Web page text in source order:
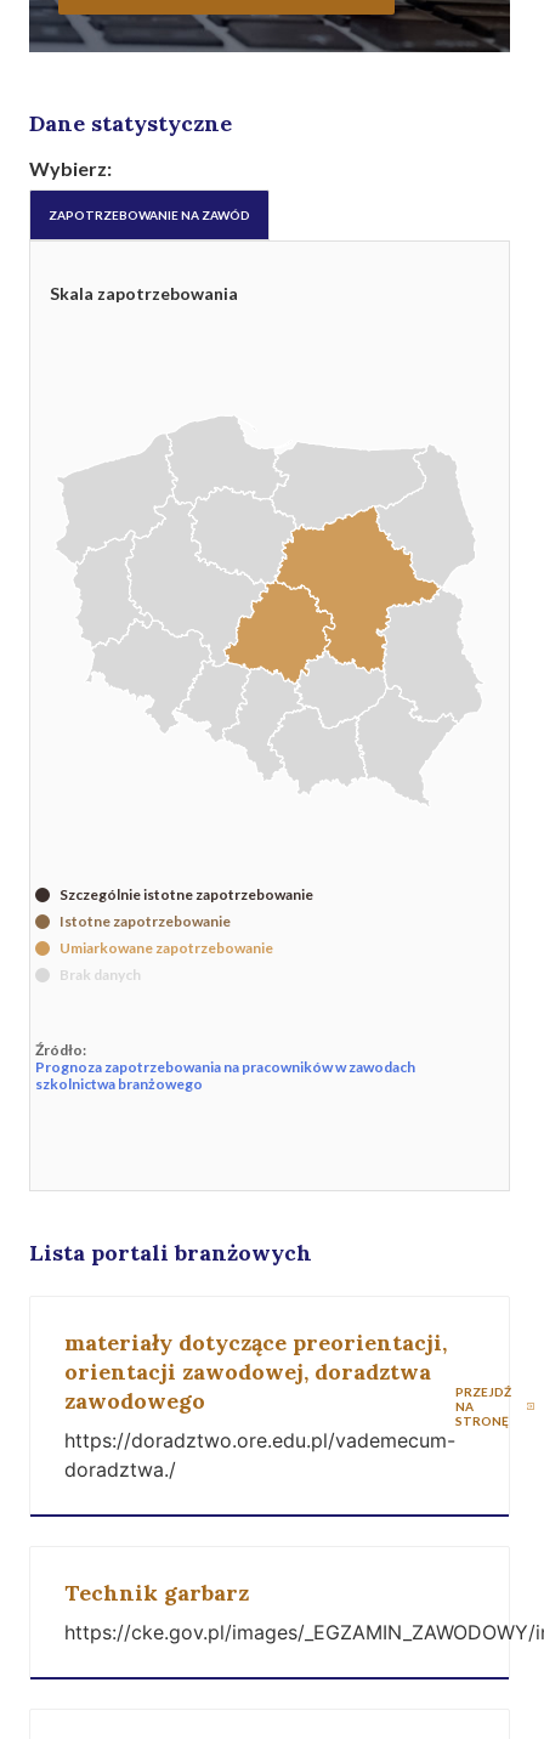
Dane statystyczne
Wybierz:
ZAPOTRZEBOWANIE NA ZAWÓD
Skala zapotrzebowania
Szczególnie istotne zapotrzebowanie
Istotne zapotrzebowanie
Umiarkowane zapotrzebowanie
Brak danych
Źródło:
Prognoza zapotrzebowania na pracowników w zawodach
szkolnictwa branżowego
Lista portali branżowych
materiały dotyczące preorientacji,
orientacji zawodowej, doradztwa
zawodowego
https://doradztwo.ore.edu.pl/vademecum-
doradztwa./
PRZEJDŹ
NA
STRONĘ
Technik garbarz
https://cke.gov.pl/images/